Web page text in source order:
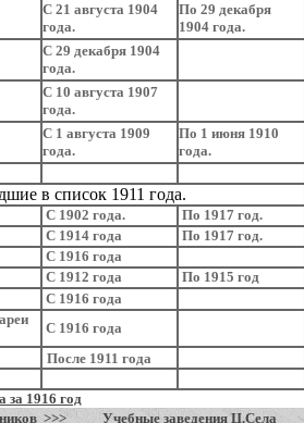
С 21 августа 1904
года.
По 29 декабря
1904 года.
С 29 декабря 1904
года.
С 10 августа 1907
года.
С 1 августа 1909
года.
По 1 июня 1910
года.
в список 1911 года.
С 1902 года.
По 1917 год.
С 1914 года
По 1917 год.
С 1916 года
С 1912 года
По 1915 год
С 1916 года
С 1916 года
После 1911 года
за 1916 год
>>> Учебные заведения Ц.Села